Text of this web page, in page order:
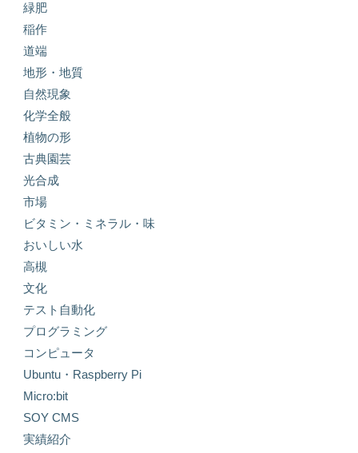
緑肥
稲作
道端
地形・地質
自然現象
化学全般
植物の形
古典園芸
光合成
市場
ビタミン・ミネラル・味
おいしい水
高槻
文化
テスト自動化
プログラミング
コンピュータ
Ubuntu・Raspberry Pi
Micro:bit
SOY CMS
実績紹介